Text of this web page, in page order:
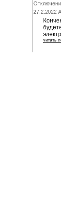
27.2.2022
читать